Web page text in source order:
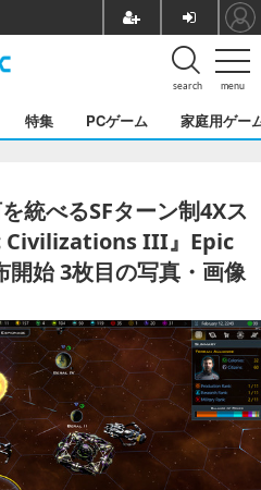
menu
search
特集 PCゲーム 家庭用ゲー
統べるSFターン制4Xス
Civilizations III』Epic
始 3枚目の写真・画像